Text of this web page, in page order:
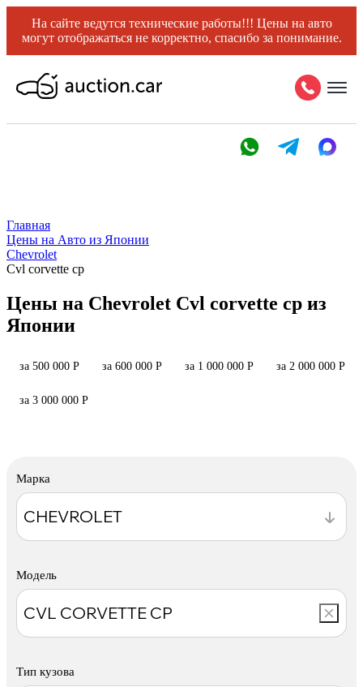
На сайте ведутся технические работы!!! Цены на авто
могут отображаться не корректно, спасибо за понимание.
Главная
Цены на Авто из Японии
Chevrolet
Cvl corvette cp
Цены на Chevrolet Cvl corvette cp из
Японии
за 500 000 Р за 600 000 Р за 1 000 000 Р за 2 000 000 Р
за 3 000 000 Р
Марка
Модель
Тип кузова